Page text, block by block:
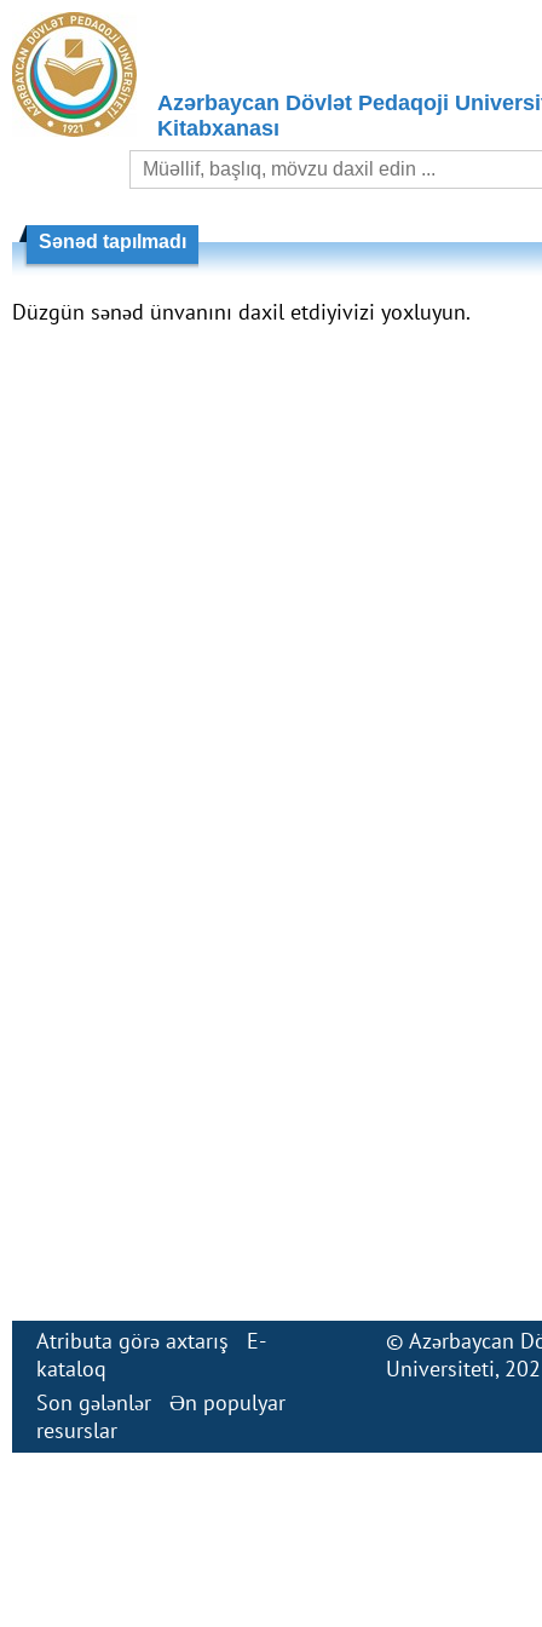
Azərbaycan Dövlət Pedaqoji
Kitabxanası
Sənəd tapılmadı
Düzgün sənəd ünvanını daxil etdiyivizi yoxluyun.
Atributa görə axtarış
E-
kataloq
Son gələnlər
Ən populyar
resurslar
© Azərbaycan
Universiteti,